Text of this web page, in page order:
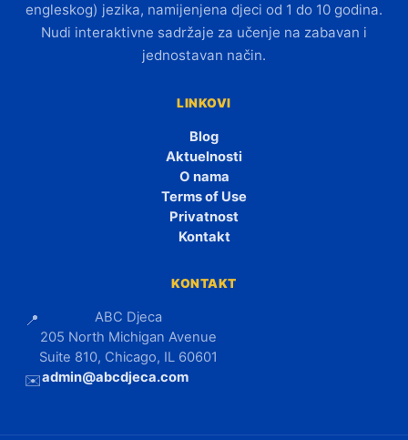
engleskog) jezika, namijenjena djeci od 1 do 10 godina.
Nudi interaktivne sadržaje za učenje na zabavan i
jednostavan način.
LINKOVI
Blog
Aktuelnosti
O nama
Terms of Use
Privatnost
Kontakt
KONTAKT
📍
ABC Djeca
205 North Michigan Avenue
Suite 810, Chicago, IL 60601
✉️admin@abcdjeca.com